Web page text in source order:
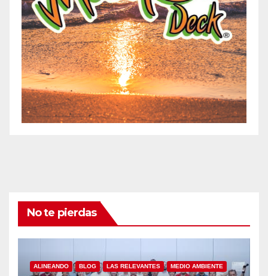
No te pierdas
ALINEANDO BLOG LAS RELEVANTES MEDIO AMBIENTE